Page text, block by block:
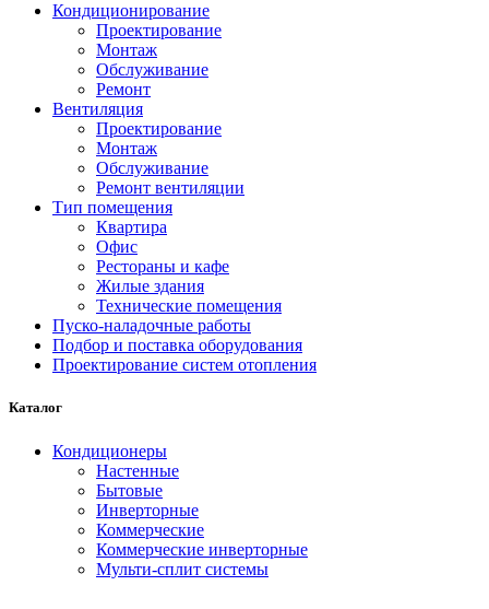
Кондиционирование
Проектирование
Монтаж
Обслуживание
Ремонт
Вентиляция
Проектирование
Монтаж
Обслуживание
Ремонт вентиляции
Тип помещения
Квартира
Офис
Рестораны и кафе
Жилые здания
Технические помещения
Пуско-наладочные работы
Подбор и поставка оборудования
Проектирование систем отопления
Каталог
Кондиционеры
Настенные
Бытовые
Инверторные
Коммерческие
Коммерческие инверторные
Мульти-сплит системы